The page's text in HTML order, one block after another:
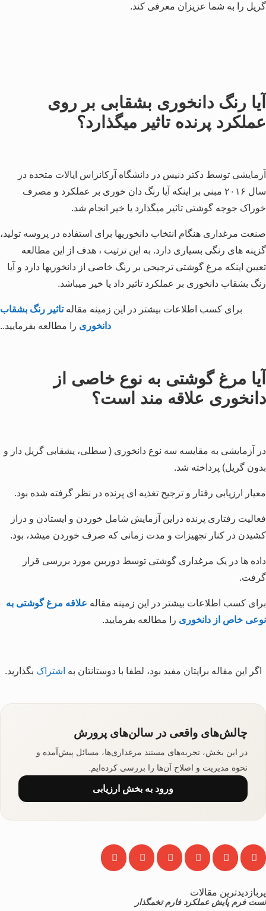
گریل را به شما عزیزان معرفی کند.
آیا رنگ دانخوری بشقابی بر روی
عملکرد پرنده تاثیر میگذارد؟
آزمایشی توسط دکتر دنیس در دانشگاه آرکانزاس ایالات متحده در
سال ۲۰۱۶ مبنی بر اینکه آیا رنگ دان خوری بر عملکرد و مصرف
خوراک جوجه گوشتی تاثیر میگذارد یا خیر انجام شد.
صنعت مرغداری هنگام انتخاب دانخوریها برای استفاده در پروسه تولید،
گزینه های رنگی بسیاری دارد. به این ترتیب ، هدف از این مطالعه
تعیین اینکه مرغ گوشتی ترجیحی بر رنگ خاصی از دانخوریها دارد و آیا
رنگ بشقاب دانخوری بر عملکرد تاثیر داد یا خیر میباشد.
برای کسب اطلاعات بیشتر در این زمینه مقاله تاثیر رنگ بشقاب
دانخوری را مطالعه بفرمایید..
آیا مرغ گوشتی به نوع خاصی از
دانخوری علاقه مند است؟
در آزمایشی به مقایسه سه نوع دانخوری ( سطلی، یشقابی گریل دار و
بدون گریل) پرداخته شد.
معیار ارزیابی رفتار و ترجیح تغذیه ای پرنده در نظر گرفته شده بود.
فعالیت رفتاری پرنده دراین آزمایش شامل خوردن و ایستادن و دراز
کشیدن در کنار تجهیزات و مدت زمانی که صرف خوردن میشد، بود.
داده ها در یک مرغداری گوشتی توسط دوربین مورد بررسی قرار
گرفت.
برای کسب اطلاعات بیشتر در این زمینه مقاله علاقه مرغ گوشتی به
نوعی خاص از دانخوری را مطالعه بفرمایید.
اگر این مقاله برایتان مفید بود، لطفا با دوستانتان به اشتراک بگذارید.
چالش‌های واقعی در سالن‌های پرورش
در این بخش، تجربه‌های مستند مرغداری‌ها، مسائل پیش‌آمده و
نحوه مدیریت و اصلاح آن‌ها را بررسی کرده‌ایم.
ورود به بخش ارزیابی
پربازدیدترین مقالات
تست فرم پایش عملکرد فارم تخمگذار